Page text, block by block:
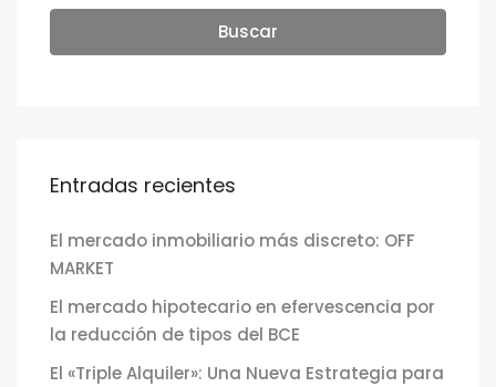
Buscar
Entradas recientes
El mercado inmobiliario más discreto: OFF
MARKET
El mercado hipotecario en efervescencia por
la reducción de tipos del BCE
El «Triple Alquiler»: Una Nueva Estrategia para